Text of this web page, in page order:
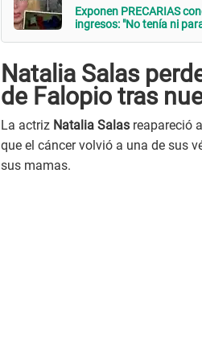
Exponen PRECARIAS
ingresos: "No tenía ni
Natalia Salas
de Falopio tras
La actriz Natalia Salas reapareció
que el cáncer volvió a una de sus
sus mamas.